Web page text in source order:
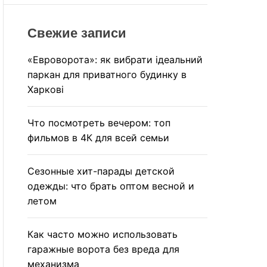
R
r
h
Свежие записи
«Евроворота»: як вибрати ідеальний
паркан для приватного будинку в
Харкові
Что посмотреть вечером: топ
фильмов в 4К для всей семьи
Сезонные хит-парады детской
одежды: что брать оптом весной и
летом
Как часто можно использовать
гаражные ворота без вреда для
механизма